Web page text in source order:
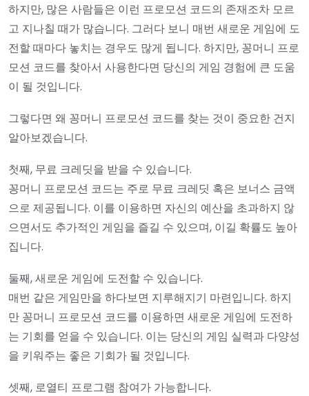
하지만, 많은 사람들은 이런 프로모션 코드의 존재조차 모르
고 지나칠 때가 많습니다. 그러다 보니 매번 새로운 게임에 도
전할 때마다 놓치는 경우도 많게 됩니다. 하지만, 꽁머니 프로
모션 코드를 찾아서 사용한다면 당신의 게임 경험에 큰 도움
이 될 것입니다.
그렇다면 왜 꽁머니 프로모션 코드를 찾는 것이 중요한 건지
알아보겠습니다.
첫째, 무료 크레딧을 받을 수 있습니다.
꽁머니 프로모션 코드는 주로 무료 크레딧 혹은 보너스 금액
으로 제공됩니다. 이를 이용하면 자신의 예산을 초과하지 않
으면서도 추가적인 게임을 즐길 수 있으며, 이길 확률도 높아
집니다.
둘째, 새로운 게임에 도전할 수 있습니다.
매번 같은 게임만을 하다보면 지루해지기 마련입니다. 하지
만 꽁머니 프로모션 코드를 이용하면 새로운 게임에 도전하
는 기회를 얻을 수 있습니다. 이는 당신의 게임 실력과 다양성
을 키워주는 좋은 기회가 될 것입니다.
셋째, 로열티 프로그램 참여가 가능합니다.